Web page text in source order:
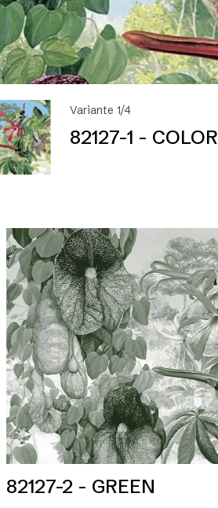
Variante 1/4
82127-1 - COLOR
82127-2 - GREEN